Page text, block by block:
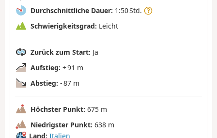
Durchschnittliche Dauer: 1:50 Std.
Schwierigkeitsgrad: Leicht
Zurück zum Start: Ja
Aufstieg: + 91 m
Abstieg: - 87 m
Höchster Punkt: 675 m
Niedrigster Punkt: 638 m
Land: Italien